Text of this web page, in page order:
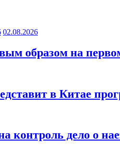
02.08.2026
образом на
в Китае
контроль дело о